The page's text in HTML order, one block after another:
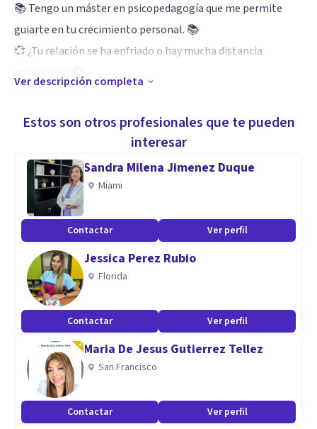
📚 Tengo un máster en psicopedagogía que me permite
guiarte en tu crecimiento personal. 📚
💞 ¿Tu relación se ha enfriado o hay mucha distancia
conexión, el deseo y el equilibrio. 🧲
🔥 También trabajo con hombres que desean recuperar su
energía, liderazgo y atracción. 🔥
💘 Domino estrategias de comunicación, seducción y
construcción de relaciones sanas. 💘
📞 Agenda tu consulta virtual o presencial hoy. 📞
🌱 Estoy aquí para ayudarte a transformar tu bienestar
emocional. 🌱
Especialidad
🌟 Aprende a conectar y construir relaciones sanas y
auténticas. 🌟
💔 En mi juventud, viví dificultades para crear vínculos
amorosos, pese a cuidarme físicamente. 💔
👀 Vi relaciones basadas en abuso, interés y falta de
Ver descripción completa
Estos son otros profesionales que te pueden
interesar
Sandra Milena Jimenez Duque
Miami
Contactar Ver perfil
Jessica Perez Rubio
Florida
Contactar Ver perfil
Maria De Jesus Gutierrez Tellez
San Francisco
Contactar Ver perfil